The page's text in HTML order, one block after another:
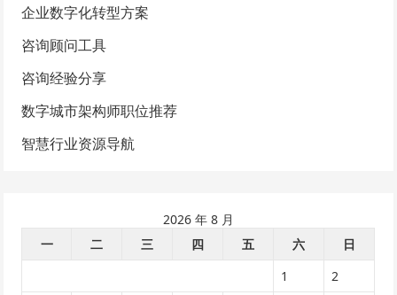
企业数字化转型方案
咨询顾问工具
咨询经验分享
数字城市架构师职位推荐
智慧行业资源导航
2026 年 8 月
一
二 三 四 五 六
日
1
2